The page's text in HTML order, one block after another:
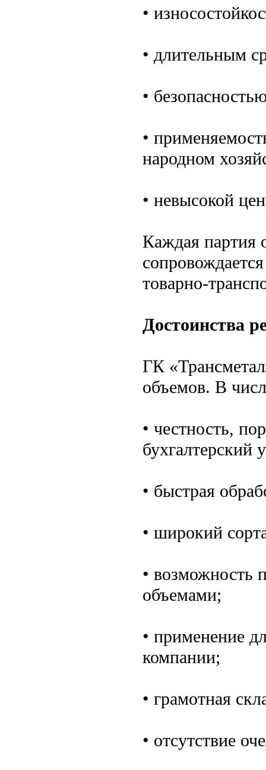
•
• длительным
•
•
народном
• невысокой
Каждая партия
товарно-
Достоинства
ГК
объемов. В
• честность,
бухгалтерский
• быстрая
• широкий
• возможность
объемами;
• применение
компании;
• грамотная
• отсутствие